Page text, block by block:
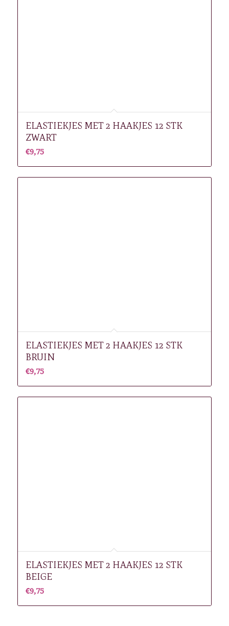
ELASTIEKJES MET 2 HAAKJES 12 STK
ZWART
€9,75
ELASTIEKJES MET 2 HAAKJES 12 STK
BRUIN
€9,75
ELASTIEKJES MET 2 HAAKJES 12 STK
BEIGE
€9,75